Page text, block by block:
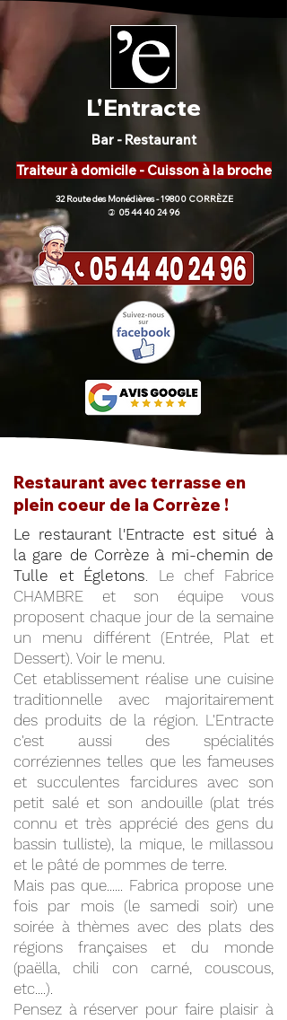
L'Entracte
Bar - Restaurant
Traiteur à domicile - Cuisson à la broche
32 Route des Monédières - 19800 CORRÈZE
) 05 44 40 24 96
Restaurant avec terrasse en
plein coeur de la Corrèze !
Le restaurant l'Entracte est situé à
la gare de Corrèze à mi-chemin de
Tulle et Égletons. Le chef Fabrice
CHAMBRE et son équipe vous
proposent chaque jour de la semaine
un menu différent (Entrée, Plat et
Dessert). Voir le menu.
Cet etablissement réalise une cuisine
traditionnelle avec majoritairement
des produits de la région. L'Entracte
c'est aussi des spécialités
corréziennes telles que les fameuses
et succulentes farcidures avec son
petit salé et son andouille (plat trés
connu et très apprécié des gens du
bassin tulliste), la mique, le millassou
et le pâté de pommes de terre.
Mais pas que...... Fabrica propose une
fois par mois (le samedi soir) une
soirée à thèmes avec des plats des
régions françaises et du monde
(paëlla, chili con carné, couscous,
etc....).
Pensez à réserver pour faire plaisir à